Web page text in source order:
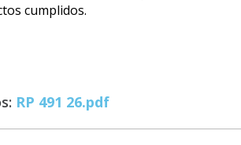
cumplidos.
RP 491 26.pdf